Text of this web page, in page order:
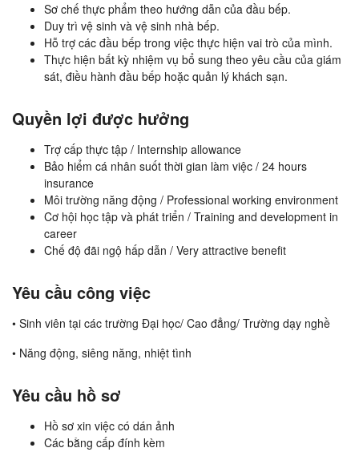
Sơ chế thực phẩm theo hướng dẫn của đầu bếp.
Duy trì vệ sinh và vệ sinh nhà bếp.
Hỗ trợ các đầu bếp trong việc thực hiện vai trò của mình.
Thực hiện bất kỳ nhiệm vụ bổ sung theo yêu cầu của giám
sát, điều hành đầu bếp hoặc quản lý khách sạn.
Quyền lợi được hưởng
Trợ cấp thực tập / Internship allowance
Bảo hiểm cá nhân suốt thời gian làm việc / 24 hours
insurance
Môi trường năng động / Professional working environment
Cơ hội học tập và phát triển / Training and development in
career
Chế độ đãi ngộ hấp dẫn / Very attractive benefit
Yêu cầu công việc
• Sinh viên tại các trường Đại học/ Cao đẳng/ Trường dạy nghề
• Năng động, siêng năng, nhiệt tình
Yêu cầu hồ sơ
Hồ sơ xin việc có dán ảnh
Các bằng cấp đính kèm